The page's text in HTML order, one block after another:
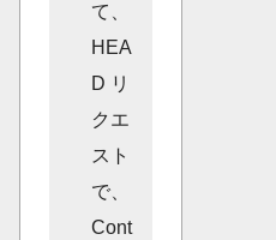
て、
HEA
D リ
クエ
スト
で、
Cont